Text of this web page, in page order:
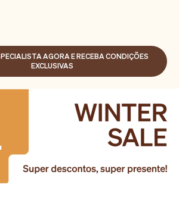
AGORA E RECEBA CONDIÇÕES
EXCLUSIVAS